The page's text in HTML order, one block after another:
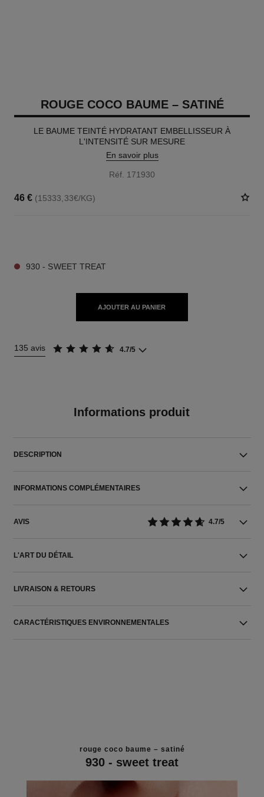
ROUGE COCO BAUME – SATINÉ
LE BAUME TEINTÉ HYDRATANT EMBELLISSEUR À
L'INTENSITÉ SUR MESURE
En savoir plus
Réf. 171930
46 € (15333,33€/KG)
930 - SWEET TREAT
AJOUTER AU PANIER
135 avis 4.7/5
Informations produit
DESCRIPTION
INFORMATIONS COMPLÉMENTAIRES
AVIS 4.7/5
L'ART DU DÉTAIL
LIVRAISON & RETOURS
CARACTÉRISTIQUES ENVIRONNEMENTALES
rouge coco baume – satiné
930 - sweet treat